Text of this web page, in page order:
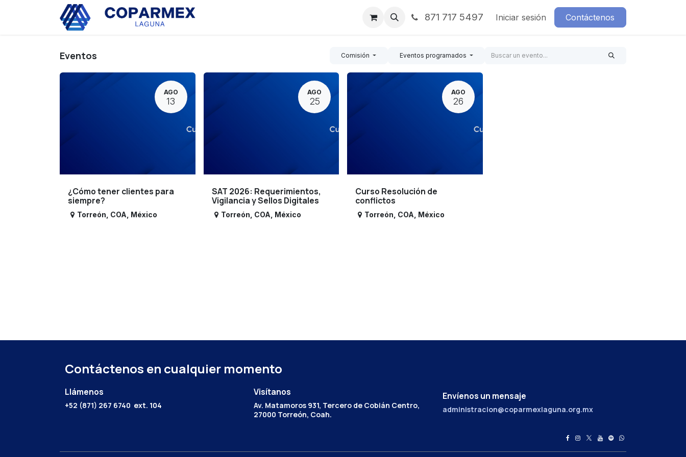
Noticias Contáctenos871 717 5497 Iniciar sesión Contáctenos
Eventos Comisión Eventos programados
AGO
13
¿Cómo tener clientes para
siempre?
Torreón COA México
AGO
25
SAT 2026: Requerimientos,
Vigilancia y Sellos Digitales
Torreón COA México
AGO
26
Curso Resolución de
conflictos
Torreón COA México
Contáctenos en cualquier momento
Llámenos
+52 (871) 267 6740 ext. 104
Envíenos un mensaje
administracion@coparmexlaguna.org.mx
Visítanos
Av. Matamoros 931, Tercero de Cobián Centro,
27000 Torreón, Coah.